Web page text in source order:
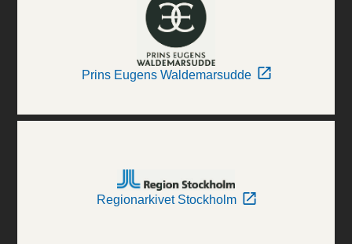
Prins Eugens Waldemarsudde
Regionarkivet Stockholm